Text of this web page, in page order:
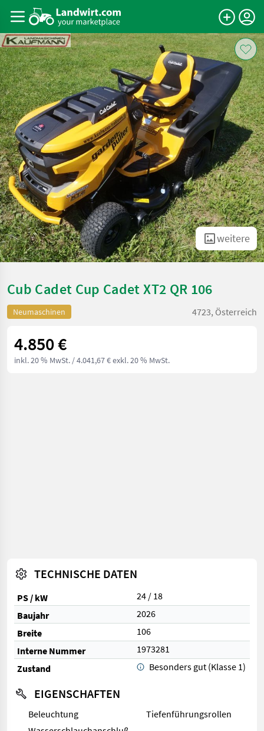
weitere
Cub Cadet Cup Cadet XT2 QR 106
Neumaschinen 4723, Österreich
4.850 €
inkl. 20 % MwSt. / 4.041,67 € exkl. 20 % MwSt.
TECHNISCHE DATEN
PS / kW
24 / 18
Baujahr
2026
Breite
106
Interne Nummer
1973281
Zustand
Besonders gut (Klasse 1)
EIGENSCHAFTEN
Beleuchtung
Tiefenführungsrollen